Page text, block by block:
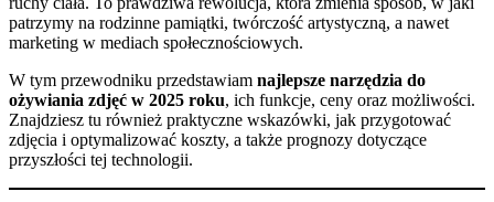
patrzymy na rodzinne pamiątki, twórczość artystyczną, a nawet
marketing w mediach społecznościowych.
W tym przewodniku przedstawiam najlepsze narzędzia do
ożywiania zdjęć w 2025 roku, ich funkcje, ceny oraz możliwości.
Znajdziesz tu również praktyczne wskazówki, jak przygotować
zdjęcia i optymalizować koszty, a także prognozy dotyczące
przyszłości tej technologii.